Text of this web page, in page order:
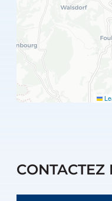
CONTACTEZ